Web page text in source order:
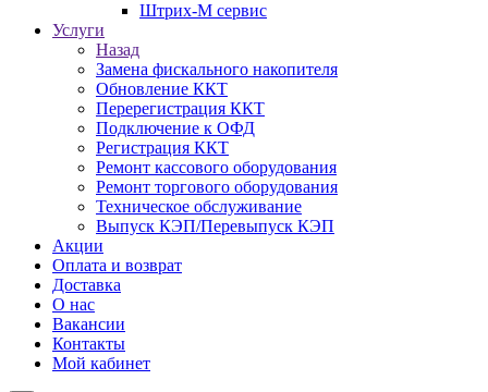
Штрих-М сервис
Услуги
Назад
Замена фискального накопителя
Обновление ККТ
Перерегистрация ККТ
Подключение к ОФД
Регистрация ККТ
Ремонт кассового оборудования
Ремонт торгового оборудования
Техническое обслуживание
Выпуск КЭП/Перевыпуск КЭП
Акции
Оплата и возврат
Доставка
О нас
Вакансии
Контакты
Мой кабинет